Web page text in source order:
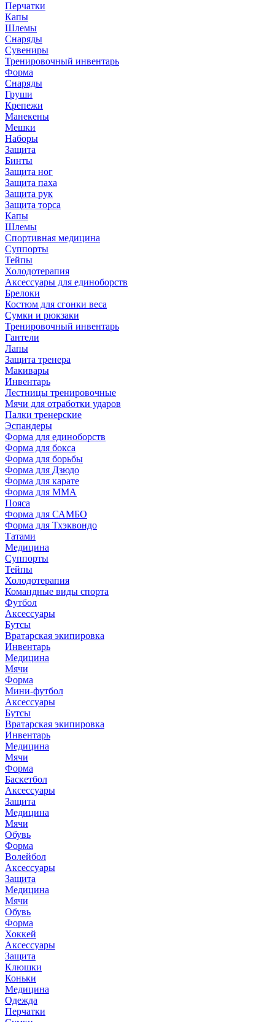
Перчатки
Капы
Шлемы
Снаряды
Сувениры
Тренировочный инвентарь
Форма
Снаряды
Груши
Крепежи
Манекены
Мешки
Наборы
Защита
Бинты
Защита ног
Защита паха
Защита рук
Защита торса
Капы
Шлемы
Спортивная медицина
Суппорты
Тейпы
Холодотерапия
Аксессуары для единоборств
Брелоки
Костюм для сгонки веса
Сумки и рюкзаки
Тренировочный инвентарь
Гантели
Лапы
Защита тренера
Макивары
Инвентарь
Лестницы тренировочные
Мячи для отработки ударов
Палки тренерские
Эспандеры
Форма для единоборств
Форма для бокса
Форма для борьбы
Форма для Дзюдо
Форма для карате
Форма для MMA
Пояса
Форма для САМБО
Форма для Тхэквондо
Татами
Медицина
Суппорты
Тейпы
Холодотерапия
Командные виды спорта
Футбол
Аксессуары
Бутсы
Вратарская экипировка
Инвентарь
Медицина
Мячи
Форма
Мини-футбол
Аксессуары
Бутсы
Вратарская экипировка
Инвентарь
Медицина
Мячи
Форма
Баскетбол
Аксессуары
Защита
Медицина
Мячи
Обувь
Форма
Волейбол
Аксессуары
Защита
Медицина
Мячи
Обувь
Форма
Хоккей
Аксессуары
Защита
Клюшки
Коньки
Медицина
Одежда
Перчатки